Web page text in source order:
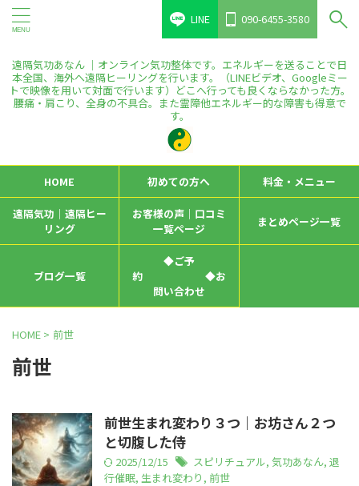
LINE 090-6455-3580
遠隔気功あなん ｜オンライン気功整体です。エネルギーを送ることで日
本全国、海外へ遠隔ヒーリングを行います。（LINEビデオ、Googleミー
トで映像を用いて対面で行います）どこへ行っても良くならなかった方。
腰痛・肩こり、全身の不具合。また霊障他エネルギー的な障害も得意で
す。
HOME 初めての方へ 料金・メニュー
遠隔気功｜遠隔ヒー
リング
お客様の声｜口コミ
一覧ページ
まとめページ一覧
ブログ一覧
◆ご予
約 ◆お
問い合わせ
HOME > 前世
前世
前世生まれ変わり３つ｜お坊さん２つ
と切腹した侍
2025/12/15 スピリチュアル, 気功あなん, 退
行催眠, 生まれ変わり , 前世